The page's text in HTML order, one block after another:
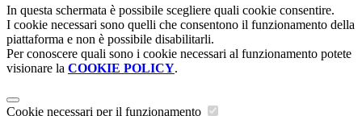
In questa schermata è possibile scegliere quali cookie consentire.
I cookie necessari sono quelli che consentono il funzionamento della
piattaforma e non è possibile disabilitarli.
Per conoscere quali sono i cookie necessari al funzionamento potete
visionare la COOKIE POLICY.
Cookie necessari per il funzionamento